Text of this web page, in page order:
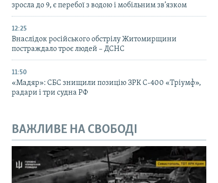
зросла до 9, є перебої з водою і мобільним зв’язком
12:25
Внаслідок російського обстрілу Житомирщини
постраждало троє людей – ДСНС
11:50
«Мадяр»: СБС знищили позицію ЗРК С-400 «Тріумф»,
радари і три судна РФ
ВАЖЛИВЕ НА СВОБОДІ